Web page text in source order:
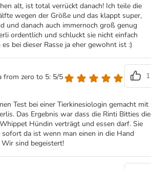
alt, ist total verrückt danach! Ich teile die
wegen der Größe und das klappt super,
und danach auch immernoch groß genug
ordentlich und schluckt sie nicht einfach
bei dieser Rasse ja eher gewohnt ist :)
from zero to 5: 5/5
1
Test bei einer Tierkinesiologin gemacht mit
Das Ergebnis war dass die Rinti Bitties die
Hündin verträgt und essen darf. Sie
da ist wenn man einen in die Hand
sind begeistert!